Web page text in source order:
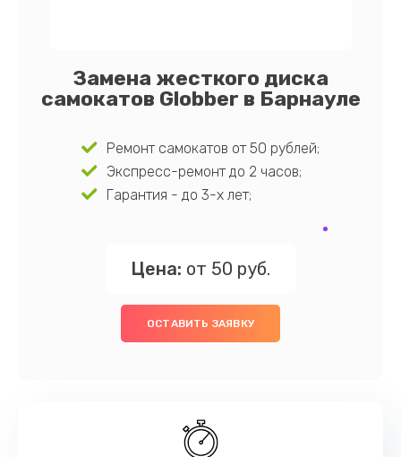
Замена жесткого диска
самокатов Globber в Барнауле
Ремонт самокатов от 50 рублей;
Экспресс-ремонт до 2 часов;
Гарантия - до 3-х лет;
Цена: от 50 руб.
ОСТАВИТЬ ЗАЯВКУ